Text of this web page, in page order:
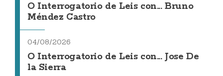
O Interrogatorio de Leis con... Bruno
Méndez Castro
04/08/2026
O Interrogatorio de Leis con... Jose De
la Sierra